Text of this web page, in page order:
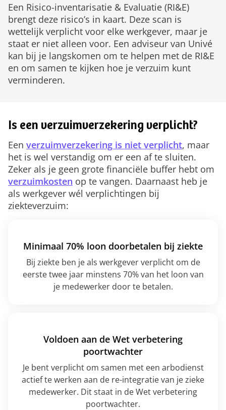
Een Risico-inventarisatie & Evaluatie (RI&E)
brengt deze risico’s in kaart. Deze scan is
wettelijk verplicht voor elke werkgever, maar je
staat er niet alleen voor. Een adviseur van Univé
kan bij je langskomen om te helpen met de RI&E
en om samen te kijken hoe je verzuim kunt
verminderen.
Is een verzuimverzekering verplicht?
Een verzuimverzekering is niet verplicht, maar
het is wel verstandig om er een af te sluiten.
Zeker als je geen grote financiële buffer hebt om
verzuimkosten op te vangen. Daarnaast heb je
als werkgever wél verplichtingen bij
ziekteverzuim:
Minimaal 70% loon doorbetalen bij ziekte
Bij ziekte ben je als werkgever verplicht om de
eerste twee jaar minstens 70% van het loon van
je medewerker door te betalen.
Voldoen aan de Wet verbetering
poortwachter
Je bent verplicht om samen met een arbodienst
actief te werken aan de re-integratie van je zieke
medewerker. Dit staat in de Wet verbetering
poortwachter.